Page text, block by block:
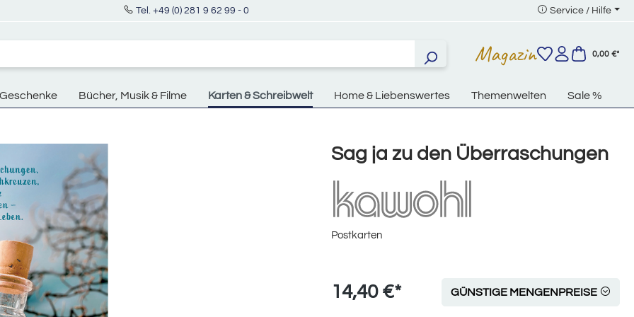
Tel. +49 (0) 281 9 62 99 - 0 Service / Hilfe
Magazin 0,00 €*
Geschenke Bücher, Musik & Filme Karten & Schreibwelt Home & Liebenswertes Themenwelten Sale %
Sag ja zu den Überraschungen
Postkarten
14,40 €* GÜNSTIGE MENGENPREISE